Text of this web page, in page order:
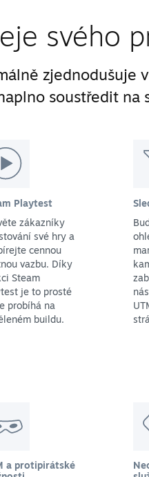
svého
zjednodušuje
soustředit na
Playtest
zákazníky
své hry a
cennou
vazbu. Díky
Steam
je to prosté
probíhá na
buildu.
a protipirátské